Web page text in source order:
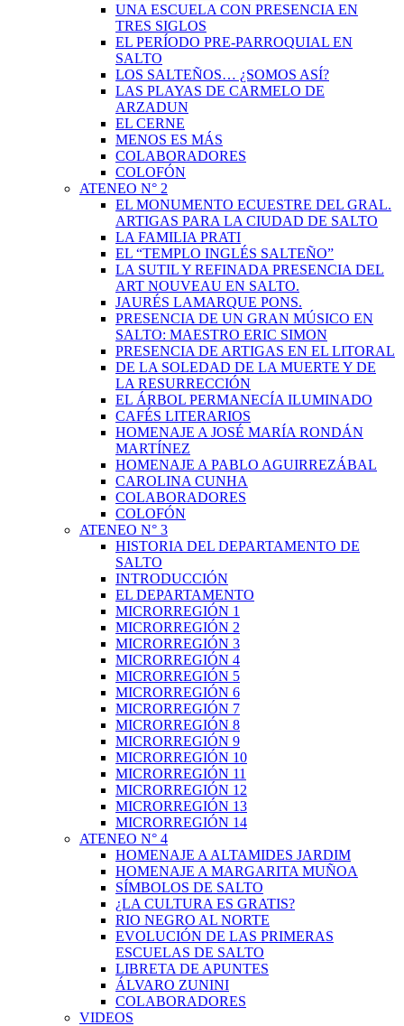
UNA ESCUELA CON PRESENCIA EN
TRES SIGLOS
EL PERÍODO PRE-PARROQUIAL EN
SALTO
LOS SALTEÑOS… ¿SOMOS ASÍ?
LAS PLAYAS DE CARMELO DE
ARZADUN
EL CERNE
MENOS ES MÁS
COLABORADORES
COLOFÓN
ATENEO N° 2
EL MONUMENTO ECUESTRE DEL GRAL.
ARTIGAS PARA LA CIUDAD DE SALTO
LA FAMILIA PRATI
EL “TEMPLO INGLÉS SALTEÑO”
LA SUTIL Y REFINADA PRESENCIA DEL
ART NOUVEAU EN SALTO.
JAURÉS LAMARQUE PONS.
PRESENCIA DE UN GRAN MÚSICO EN
SALTO: MAESTRO ERIC SIMON
PRESENCIA DE ARTIGAS EN EL LITORAL
DE LA SOLEDAD DE LA MUERTE Y DE
LA RESURRECCIÓN
EL ÁRBOL PERMANECÍA ILUMINADO
CAFÉS LITERARIOS
HOMENAJE A JOSÉ MARÍA RONDÁN
MARTÍNEZ
HOMENAJE A PABLO AGUIRREZÁBAL
CAROLINA CUNHA
COLABORADORES
COLOFÓN
ATENEO N° 3
HISTORIA DEL DEPARTAMENTO DE
SALTO
INTRODUCCIÓN
EL DEPARTAMENTO
MICRORREGIÓN 1
MICRORREGIÓN 2
MICRORREGIÓN 3
MICRORREGIÓN 4
MICRORREGIÓN 5
MICRORREGIÓN 6
MICRORREGIÓN 7
MICRORREGIÓN 8
MICRORREGIÓN 9
MICRORREGIÓN 10
MICRORREGIÓN 11
MICRORREGIÓN 12
MICRORREGIÓN 13
MICRORREGIÓN 14
ATENEO N° 4
HOMENAJE A ALTAMIDES JARDIM
HOMENAJE A MARGARITA MUÑOA
SÍMBOLOS DE SALTO
¿LA CULTURA ES GRATIS?
RIO NEGRO AL NORTE
EVOLUCIÓN DE LAS PRIMERAS
ESCUELAS DE SALTO
LIBRETA DE APUNTES
ÁLVARO ZUNINI
COLABORADORES
VIDEOS